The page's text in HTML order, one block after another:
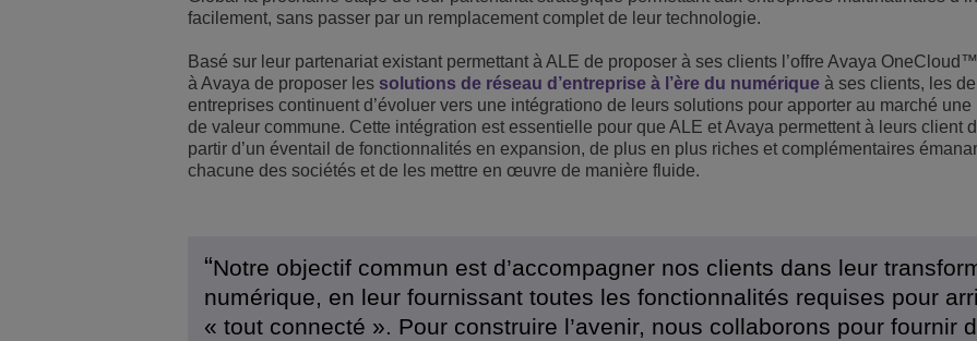
Petites et moyennes entreprises
Everything as a Service (XaaS)
Espace de travail hybride
Mission-Critical Communications
facilement, sans passer par un remplacement complet de leur technologie.
Basé sur leur partenariat existant permettant à ALE de proposer à ses clients l’offre Avaya
à Avaya de proposer les solutions de réseau d’entreprise à l’ère du numérique à ses clients, les
entreprises continuent d’évoluer vers une intégrationo de leurs solutions pour apporter au marché une
de valeur commune. Cette intégration est essentielle pour que ALE et Avaya permettent à leurs client
partir d’un éventail de fonctionnalités en expansion, de plus en plus riches et complémentaires
chacune des sociétés et de les mettre en œuvre de manière fluide.
Notre objectif commun est d’accompagner nos clients dans leur
numérique, en leur fournissant toutes les fonctionnalités requises pour
« tout connecté ». Pour construire l’avenir, nous collaborons pour fournir